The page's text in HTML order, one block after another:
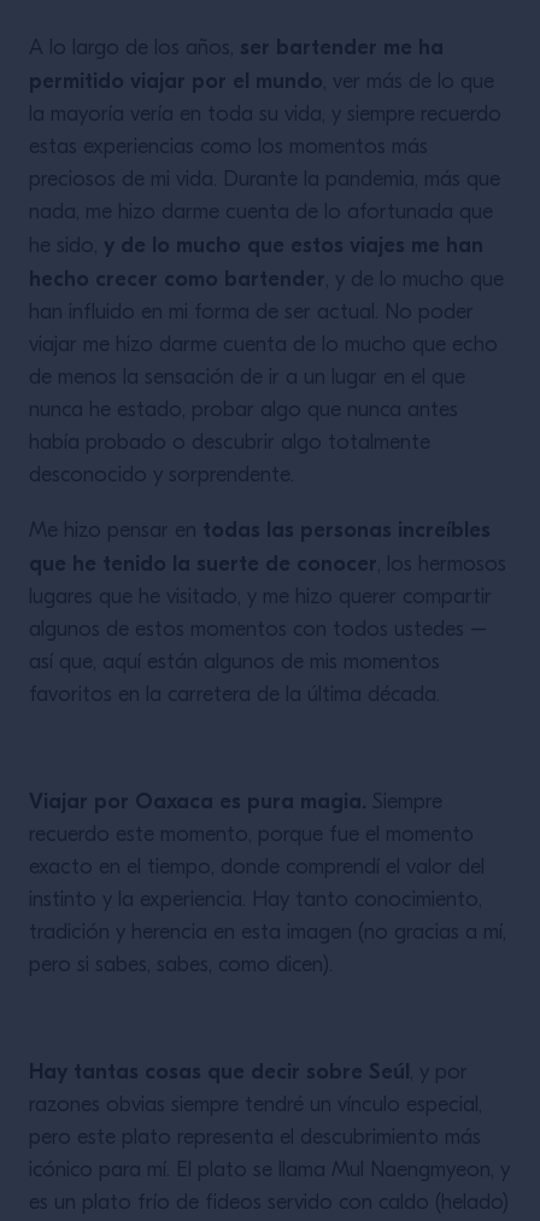
A lo largo de los años, ser bartender me ha
permitido viajar por el mundo, ver más de lo que
la mayoría vería en toda su vida, y siempre recuerdo
estas experiencias como los momentos más
preciosos de mi vida. Durante la pandemia, más que
nada, me hizo darme cuenta de lo afortunada que
he sido, y de lo mucho que estos viajes me han
hecho crecer como bartender, y de lo mucho que
han influido en mi forma de ser actual. No poder
viajar me hizo darme cuenta de lo mucho que echo
de menos la sensación de ir a un lugar en el que
nunca he estado, probar algo que nunca antes
había probado o descubrir algo totalmente
desconocido y sorprendente.
Me hizo pensar en todas las personas increíbles
que he tenido la suerte de conocer, los hermosos
lugares que he visitado, y me hizo querer compartir
algunos de estos momentos con todos ustedes –
así que, aquí están algunos de mis momentos
favoritos en la carretera de la última década.
Viajar por Oaxaca es pura magia. Siempre
recuerdo este momento, porque fue el momento
exacto en el tiempo, donde comprendí el valor del
instinto y la experiencia. Hay tanto conocimiento,
tradición y herencia en esta imagen (no gracias a mí,
pero si sabes, sabes, como dicen).
Hay tantas cosas que decir sobre Seúl , y por
razones obvias siempre tendré un vínculo especial,
pero este plato representa el descubrimiento más
icónico para mí. El plato se llama Mul Naengmyeon, y
es un plato frío de fideos servido con caldo (helado)